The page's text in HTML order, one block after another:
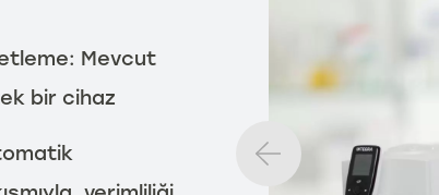
Ürünleri
Yaş KimyaMevcut
bir cihaz